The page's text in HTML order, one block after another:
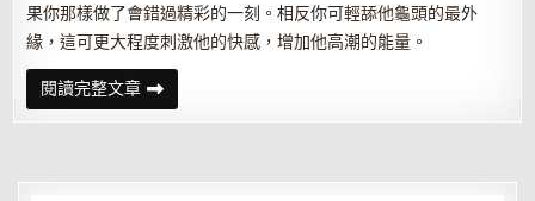
果你那樣做了會錯過精彩的一刻。相反你可輕舔他龜頭的最外
緣，這可更大程度刺激他的快感，增加他高潮的能量。
閱讀完整文章口
活
三
松